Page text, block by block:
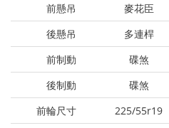
前懸吊
麥花臣
後懸吊
多連桿
前制動
碟煞
後制動
碟煞
前輪尺寸
225/55r19